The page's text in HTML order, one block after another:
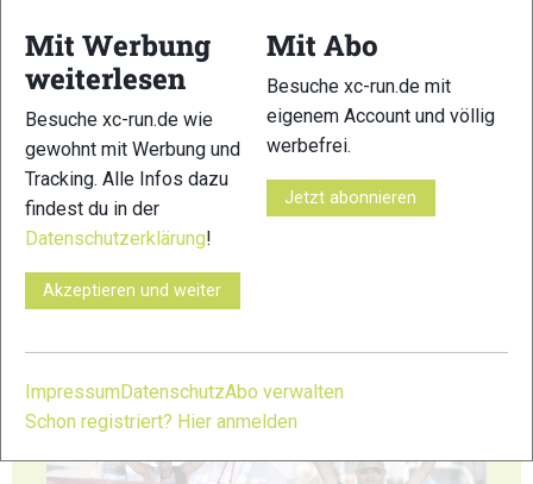
15 16
17
Mit Werbung
weiterlesen
Besuche xc-run.de wie
gewohnt mit Werbung und
Tracking. Alle Infos dazu
findest du in der
Datenschutzerklärung!
Akzeptieren und weiter
Mit Abo
Besuche xc-run.de mit
eigenem Account und völlig
werbefrei.
Jetzt abonnieren
ImpressumDatenschutzAbo verwalten
Schon registriert? Hier anmelden